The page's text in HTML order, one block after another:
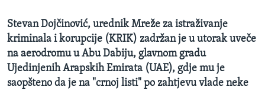
Jezici
Stevan Dojčinović, urednik Mreže za istraživanje
kriminala i korupcije (KRIK) zadržan je u utorak uveče
na aerodromu u Abu Dabiju, glavnom gradu
Ujedinjenih Arapskih Emirata (UAE), gdje mu je
saopšteno da je na "crnoj listi" po zahtjevu vlade neke